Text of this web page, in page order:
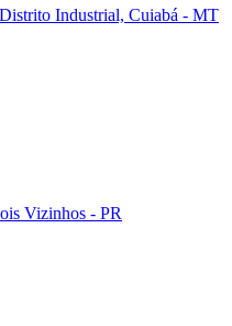
Industrial, Cuiabá - MT
Vizinhos - PR